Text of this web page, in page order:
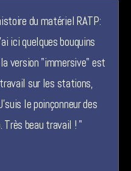
du matériel RATP:
ici quelques bouquins
version "immersive" est
sur les stations,
le poinçonneur des
Très beau travail ! "